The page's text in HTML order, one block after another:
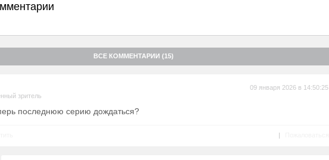
ВСЕ КОММЕНТАРИИ (15)
зритель
09 января 2026 в 14:50:25
последнюю серию дождаться?
|